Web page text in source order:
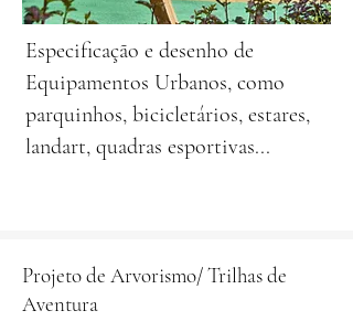
Especificação e desenho de
Equipamentos Urbanos, como
parquinhos, bicicletários, estares,
landart, quadras esportivas...
Projeto de Arvorismo/ Trilhas de
Aventura